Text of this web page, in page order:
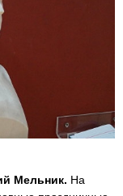
Мельник. На